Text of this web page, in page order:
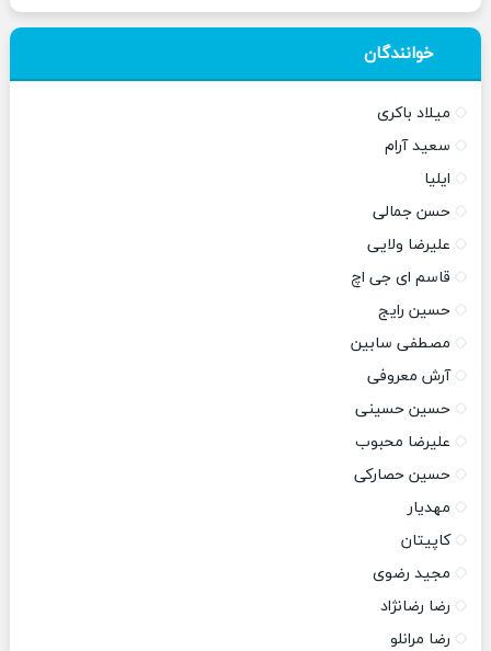
خوانندگان
میلاد باکری
سعید آرام
ایلیا
حسن جمالی
علیرضا ولایی
قاسم ای جی اچ
حسین رایج
مصطفی سابین
آرش معروفی
حسین حسینی
علیرضا محبوب
حسین حصارکی
مهدیار
کاپیتان
مجید رضوی
رضا رضانژاد
رضا مرانلو